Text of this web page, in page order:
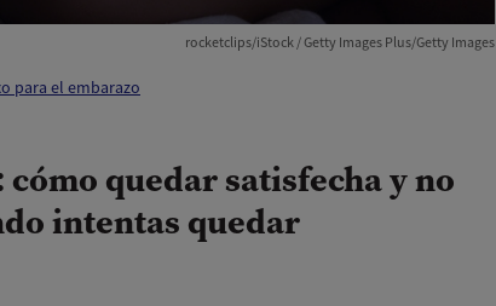
rocketclips/iStock / Getty Images Plus/Getty Images
para el embarazo
quedar satisfecha y no
intentas quedar